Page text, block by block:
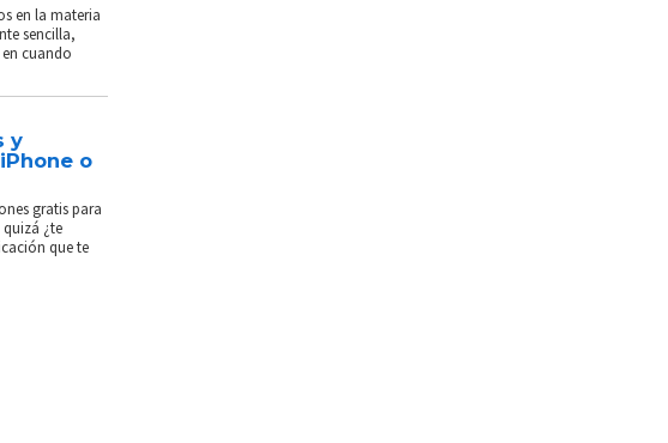
en la materia
sencilla,
cuando
y
o
gratis para
¿te
que te